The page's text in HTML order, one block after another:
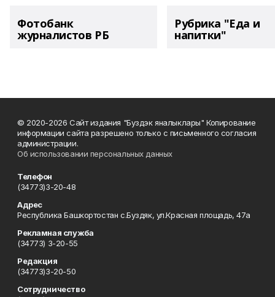
Фотобанк
журналистов РБ
Рубрика "Еда и
напитки"
© 2020-2026 Сайт издания "Буздэк яналыклары" Копирование
информации сайта разрешено только с письменного согласия
администрации.
Об использовании персональных данных
Телефон
(34773)3-20-48
Адрес
Республика Башкортостан с.Буздяк, ул.Красная площадь, 47а
Рекламная служба
(34773) 3-20-55
Редакция
(34773)3-20-50
Сотрудничество